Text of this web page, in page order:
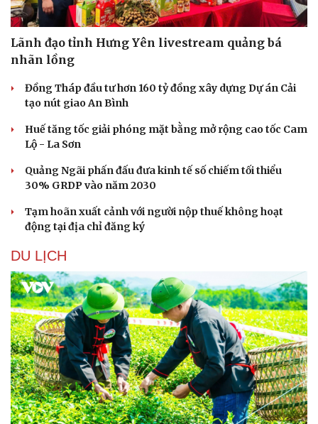
Tư vấn
check-in
Cửa sổ tình yêu
Lãnh đạo tỉnh Hưng Yên livestream quảng bá
nhãn lồng
Đồng Tháp đầu tư hơn 160 tỷ đồng xây dựng Dự án Cải
tạo nút giao An Bình
Huế tăng tốc giải phóng mặt bằng mở rộng cao tốc Cam
Lộ - La Sơn
Quảng Ngãi phấn đấu đưa kinh tế số chiếm tối thiểu
30% GRDP vào năm 2030
Tạm hoãn xuất cảnh với người nộp thuế không hoạt
động tại địa chỉ đăng ký
DU LỊCH